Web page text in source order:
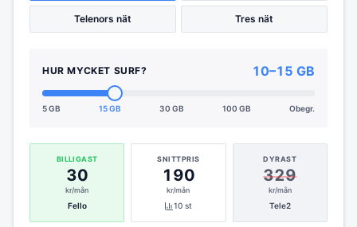
Telenors nät Tres nät
HUR MYCKET SURF? 10–15 GB
5 GB 15 GB 30 GB 100 GB Obegr.
BILLIGAST
30
kr/mån
Fello
SNITTPRIS
190
kr/mån
10 st
DYRAST
329
kr/mån
Tele2